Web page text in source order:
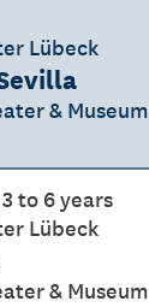
Lübeck
& Museum
to 6 years
Lübeck
& Museum